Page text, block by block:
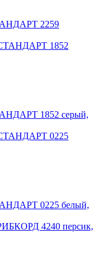
2259
1852 серый,
0225 белый,